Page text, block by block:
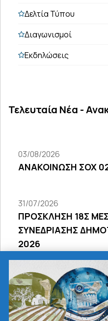
Δελτία Τύπου
Διαγωνισμοί
Εκδηλώσεις
Τελευταία Νέα -
03/08/2026
ΑΝΑΚΟΙΝΩΣΗ ΣΟΧ
31/07/2026
ΠΡΟΣΚΛΗΣΗ 18Σ
ΣΥΝΕΔΡΙΑΣΗΣ
2026
31/07/2026
ΠΡΟΣΚΛΗΣΗ 27ης
ΔΙΑ ΖΩΣΗΣ